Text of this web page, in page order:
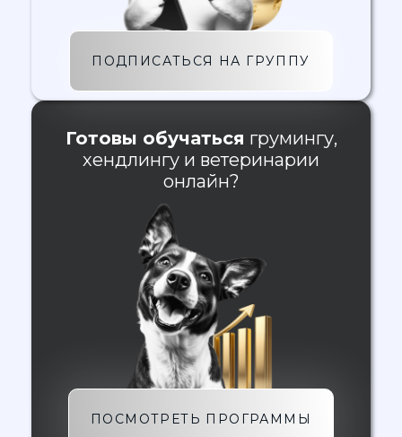
ПОДПИСАТЬСЯ НА ГРУППУ
Готовы обучаться грумингу,
хендлингу и ветеринарии
онлайн?
ПОСМОТРЕТЬ ПРОГРАММЫ